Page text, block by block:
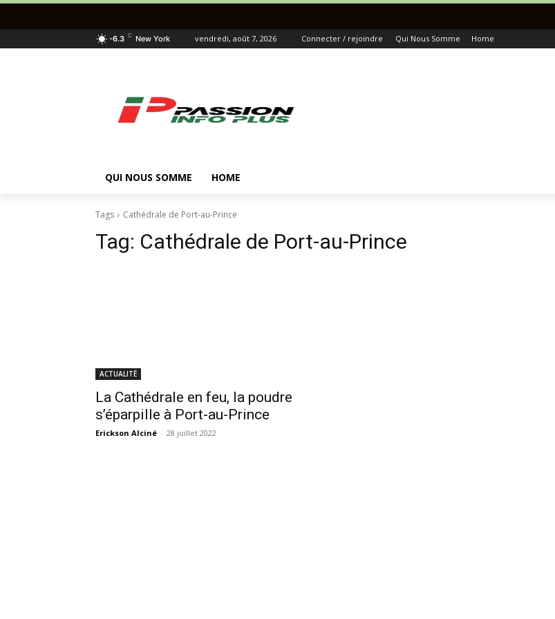
-6.3 C New York vendredi, août 7, 2026 Connecter / rejoindre Qui Nous Somme Home
QUI NOUS SOMME HOME
Tags Cathédrale de Port-au-Prince
Tag: Cathédrale de Port-au-Prince
ACTUALITÉ
La Cathédrale en feu, la poudre
s’éparpille à Port-au-Prince
Erickson Alciné - 28 juillet 2022